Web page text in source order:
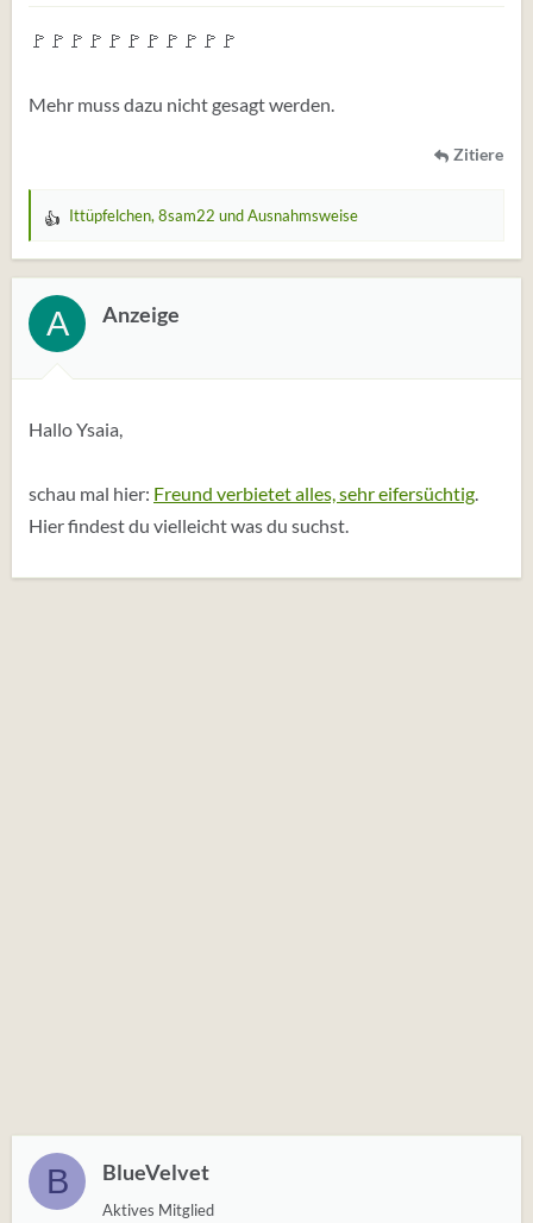
s
🚩🚩🚩🚩🚩🚩🚩🚩🚩🚩🚩
Mehr muss dazu nicht gesagt werden.
Zitiere
W
r
t
u
n
n
Ittüpfelchen, 8sam22 undAusnahmsweise
A Anzeige
Hallo Ysaia,
schau mal hier: Freund verbietet alles, sehr eifersüchtig.
Hier findest du vielleicht was du suchst.
B BlueVelvet
Aktives Mitglied